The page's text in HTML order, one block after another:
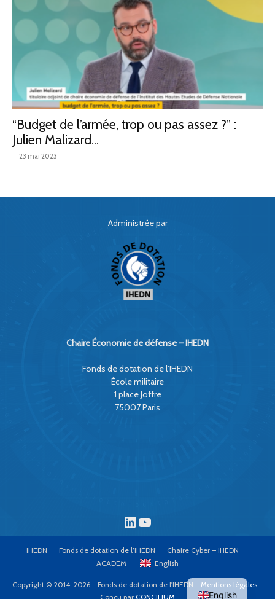
“Budget de l’armée, trop ou pas assez ?” :
Julien Malizard...
- 23 mai 2023
Administrée par
Chaire Économie de défense – IHEDN
Fonds de dotation de l’IHEDN
École militaire
1 place Joffre
75007 Paris
LinkedIn
YouTube
IHEDN Fonds de dotation de l’IHEDN
Chaire Cyber – IHEDN
ACADEM
English
Copyright © 2014-2026 - Fonds de dotation de l'IHEDN - Mentions légales -
Conçu par CONCILIUM English